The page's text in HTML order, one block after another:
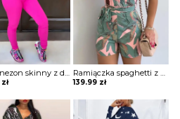
Kombinezon skinny z długim rękawem zamkiem błyskawicznym Kaycee
zł
Ramiączka spaghetti z nadrukiem liści wiązany kombinezon w paski Donjeta
139.99 zł